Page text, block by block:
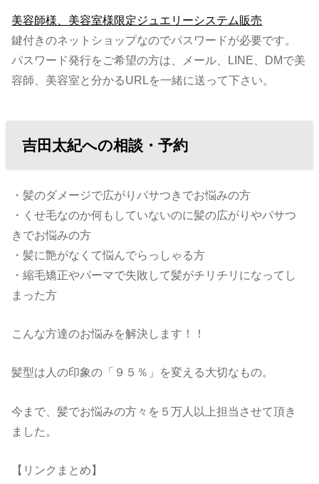
美容師様、美容室様限定ジュエリーシステム販売
鍵付きのネットショップなのでパスワードが必要です。
パスワード発行をご希望の方は、メール、LINE、DMで美
容師、美容室と分かるURLを一緒に送って下さい。
吉田太紀への相談・予約
・髪のダメージで広がりパサつきでお悩みの方
・くせ毛なのか何もしていないのに髪の広がりやパサつ
きでお悩みの方
・髪に艶がなくて悩んでらっしゃる方
・縮毛矯正やパーマで失敗して髪がチリチリになってし
まった方
こんな方達のお悩みを解決します！！
髪型は人の印象の「９５％」を変える大切なもの。
今まで、髪でお悩みの方々を５万人以上担当させて頂き
ました。
【リンクまとめ】